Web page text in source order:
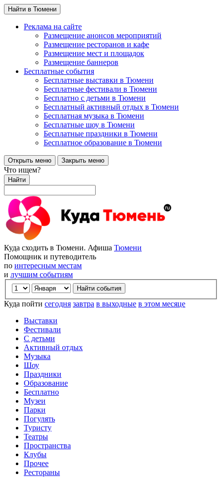
Найти в Тюмени
Реклама на сайте
Размещение анонсов мероприятий
Размещение ресторанов и кафе
Размещение мест и площадок
Размещение баннеров
Бесплатные события
Бесплатные выставки в Тюмени
Бесплатные фестивали в Тюмени
Бесплатно с детьми в Тюмени
Бесплатный активный отдых в Тюмени
Бесплатная музыка в Тюмени
Бесплатные шоу в Тюмени
Бесплатные праздники в Тюмени
Бесплатное образование в Тюмени
Открыть меню Закрыть меню
Что ищем?
Найти
Куда сходить в Тюмени. Афиша Тюмени
Помощник и путеводитель
по интересным местам
и лучшим событиям
Куда пойти сегодня завтра в выходные в этом месяце
Выставки
Фестивали
С детьми
Активный отдых
Музыка
Шоу
Праздники
Образование
Бесплатно
Музеи
Парки
Погулять
Туристу
Театры
Пространства
Клубы
Прочее
Рестораны